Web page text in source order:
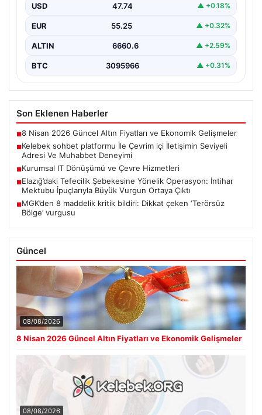
İnternet ortamında insanların seviyeli bir şekilde irtibat
çeşitli…
USD 47.74 ▲ +0.18%
EUR 55.25 ▲ +0.32%
ALTIN 6660.6 ▲ +2.59%
BTC 3095966 ▲ +0.31%
Son Eklenen Haberler
■8 Nisan 2026 Güncel Altın Fiyatları ve Ekonomik Gelişmeler
■Kelebek sohbet platformu İle Çevrim içi İletişimin Seviyeli
Adresi Ve Muhabbet Deneyimi
■Kurumsal IT Dönüşümü ve Çevre Hizmetleri
■Elazığ’daki Tefecilik Şebekesine Yönelik Operasyon: İntihar
Mektubu İpuçlarıyla Büyük Vurgun Ortaya Çıktı
■MGK’den 8 maddelik kritik bildiri: Dikkat çeken ‘Terörsüz
Bölge’ vurgusu
Güncel
08/08/2026
8 Nisan 2026 Güncel Altın Fiyatları ve Ekonomik Gelişmeler
08/08/2026